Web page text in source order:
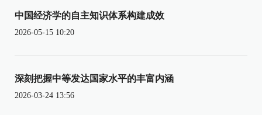
中国经济学的自主知识体系构建成效
2026-05-15 10:20
深刻把握中等发达国家水平的丰富内涵
2026-03-24 13:56